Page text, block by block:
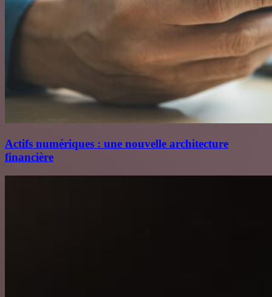
Actifs numériques : une nouvelle architecture
financière